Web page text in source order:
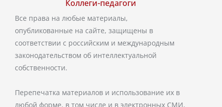
Коллеги-педагоги
Все права на любые материалы,
опубликованные на сайте, защищены в
соответствии с российским и международным
законодательством об интеллектуальной
собственности.
Перепечатка материалов и использование их в
любой форме, в том числе и в электронных СМИ,